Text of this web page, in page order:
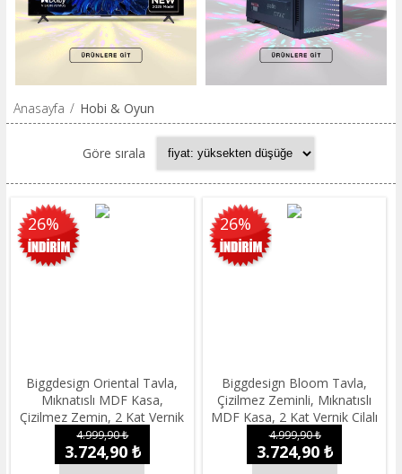
Anasayfa / Hobi & Oyun
Göre sırala
26%
Biggdesign Oriental Tavla,
Mıknatıslı MDF Kasa,
Çizilmez Zemin, 2 Kat Vernik
Cilalı
4.999,90 ₺
3.724,90 ₺
26%
Biggdesign Bloom Tavla,
Çizilmez Zeminli, Mıknatıslı
MDF Kasa, 2 Kat Vernik Cilalı
4.999,90 ₺
3.724,90 ₺